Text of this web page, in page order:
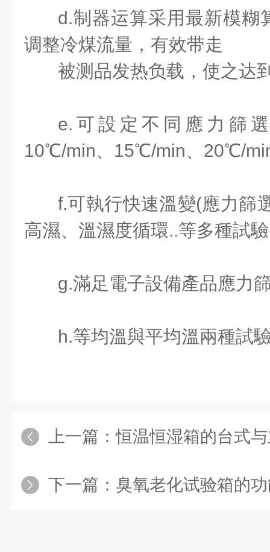
d.制器运算采用最新模糊
调整冷煤流量，有效带走
被测品发热负载，使之达
e.可設定不同應力篩
10℃/min、15℃/min、20℃/
f.可執行快速溫變(應力篩
高濕、溫濕度循環..等多種試驗
g.滿足電子設備產品應力
h.等均溫與平均溫兩種試
上一篇：恒温恒湿箱的台式
下一篇： 臭氧老化试验箱的